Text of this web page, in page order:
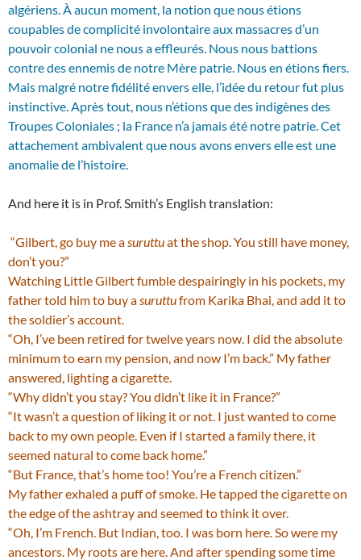
algériens. À aucun moment, la notion que nous étions
coupables de complicité involontaire aux massacres d’un
pouvoir colonial ne nous a effleurés. Nous nous battions
contre des ennemis de notre Mère patrie. Nous en étions fiers.
Mais malgré notre fidélité envers elle, l’idée du retour fut plus
instinctive. Après tout, nous n’étions que des indigènes des
Troupes Coloniales ; la France n’a jamais été notre patrie. Cet
attachement ambivalent que nous avons envers elle est une
anomalie de l’histoire.
And here it is in Prof. Smith’s English translation:
“Gilbert, go buy me a suruttuat the shop. You still have money,
don’t you?”
Watching Little Gilbert fumble despairingly in his pockets, my
father told him to buy a suruttufrom Karika Bhai, and add it to
the soldier’s account.
“Oh, I’ve been retired for twelve years now. I did the absolute
minimum to earn my pension, and now I’m back.” My father
answered, lighting a cigarette.
“Why didn’t you stay? You didn’t like it in France?”
“It wasn’t a question of liking it or not. I just wanted to come
back to my own people. Even if I started a family there, it
seemed natural to come back home.”
“But France, that’s home too! You’re a French citizen.”
My father exhaled a puff of smoke. He tapped the cigarette on
the edge of the ashtray and seemed to think it over.
“Oh, I’m French. But Indian, too. I was born here. So were my
ancestors. My roots are here. And after spending some time